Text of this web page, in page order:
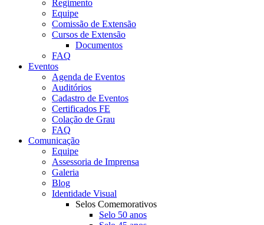
Regimento
Equipe
Comissão de Extensão
Cursos de Extensão
Documentos
FAQ
Eventos
Agenda de Eventos
Auditórios
Cadastro de Eventos
Certificados FE
Colação de Grau
FAQ
Comunicação
Equipe
Assessoria de Imprensa
Galeria
Blog
Identidade Visual
Selos Comemorativos
Selo 50 anos